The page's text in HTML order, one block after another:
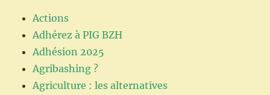
Actions
Adhérez à PIG BZH
Adhésion 2025
Agribashing ?
Agriculture : les alternatives